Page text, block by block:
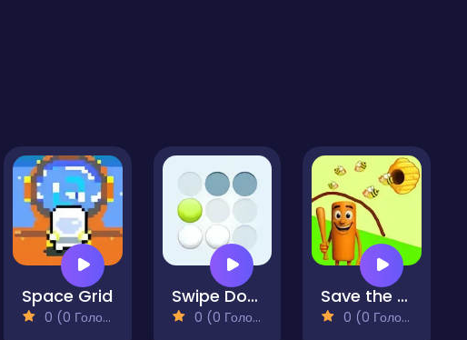
Space Grid
0 (0 Голосів)
Swipe Dots - Puzzle
0 (0 Голосів)
Save the Brainrot
0 (0 Голосів)